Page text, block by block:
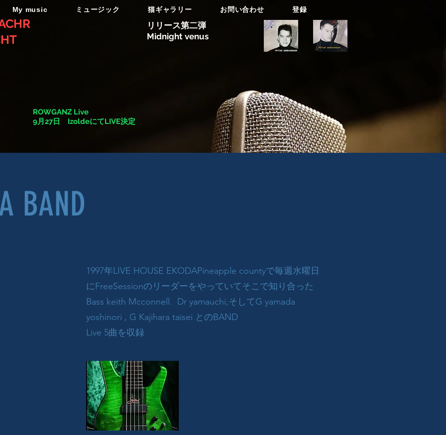
My music ミュージック 猫ギャラリー お問い合わせ 登録
リリース第二弾
Midnight venus
ROWGANZ Live
9月27日 IzoldeにてLIVE決定
BAND
1997年LIVE HOUSE EKODAPineapple countyで毎週水曜日
にFreeSessionのリーダーをやっていてそこで知り合った
Bass keith Mcconnell. Dr yamauchi,そしてG yamada
yoshinori , G Kajihara taisei とのBAND
Live 5曲を収録